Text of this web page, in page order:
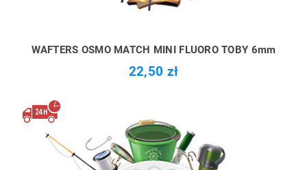
WAFTERS OSMO MATCH MINI FLUORO TOBY 6mm
22,50 zł